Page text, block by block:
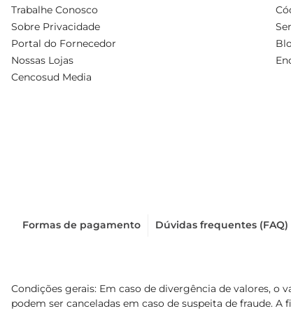
Trabalhe Conosco
Sobre Privacidade
Portal do Fornecedor
Nossas Lojas
Cencosud Media
Formas de pagamento Dúvidas frequentes (FAQ)
Condições gerais: Em caso de divergência de valores,
podem ser canceladas em caso de suspeita de fraude.